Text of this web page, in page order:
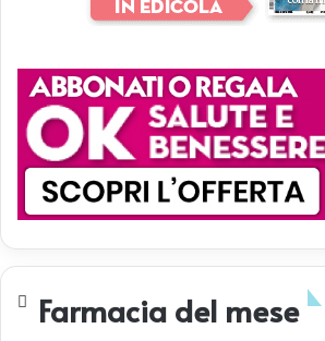
Farmacia del mese